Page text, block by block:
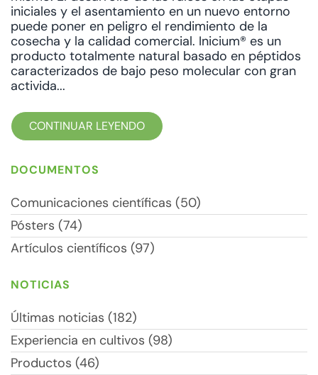
iniciales y el asentamiento en un nuevo entorno
puede poner en peligro el rendimiento de la
cosecha y la calidad comercial. Inicium® es un
producto totalmente natural basado en péptidos
caracterizados de bajo peso molecular con gran
activida...
CONTINUAR LEYENDO
DOCUMENTOS
Comunicaciones científicas (50)
Pósters (74)
Artículos científicos (97)
NOTICIAS
Últimas noticias (182)
Experiencia en cultivos (98)
Productos (46)